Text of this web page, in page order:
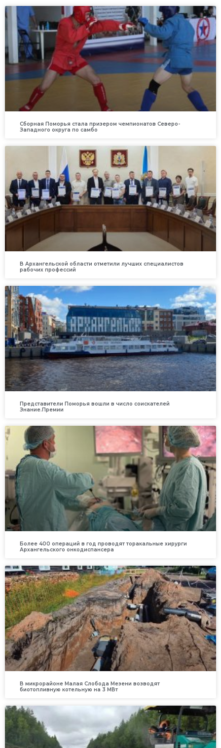
Сборная Поморья стала призером чемпионатов Северо-
Западного округа по самбо
В Архангельской области отметили лучших специалистов
рабочих профессий
Представители Поморья вошли в число соискателей
Знание.Премии
Более 400 операций в год проводят торакальные хирурги
Архангельского онкодиспансера
В микрорайоне Малая Слобода Мезени возводят
биотопливную котельную на 3 МВт